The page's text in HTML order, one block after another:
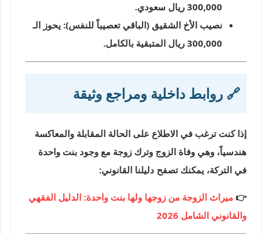
300,000 ريال سعودي.
نصيب الأخ الشقيق (الباقي تعصيباً للنفس): يحوز الـ
300,000 ريال المتبقية بالكامل.
🔗 روابط داخلية ومراجع وثيقة
إذا كنت ترغب في الاطلاع على الحالة المقابلة والمعاكسة
هندسياً، وهي وفاة الزوج وترك زوجة مع وجود بنت واحدة
في التركة، يمكنك تصفح دليلنا القانوني:
👉 ميراث الزوجة من زوجها ولها بنت واحدة: الدليل الفقهي
والقانوني الشامل 2026